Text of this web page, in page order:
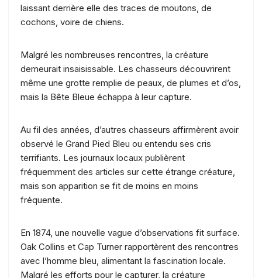
laissant derrière elle des traces de moutons, de
cochons, voire de chiens.
Malgré les nombreuses rencontres, la créature
demeurait insaisissable. Les chasseurs découvrirent
même une grotte remplie de peaux, de plumes et d’os,
mais la Bête Bleue échappa à leur capture.
Au fil des années, d’autres chasseurs affirmèrent avoir
observé le Grand Pied Bleu ou entendu ses cris
terrifiants. Les journaux locaux publièrent
fréquemment des articles sur cette étrange créature,
mais son apparition se fit de moins en moins
fréquente.
En 1874, une nouvelle vague d’observations fit surface.
Oak Collins et Cap Turner rapportèrent des rencontres
avec l’homme bleu, alimentant la fascination locale.
Malgré les efforts pour le capturer, la créature